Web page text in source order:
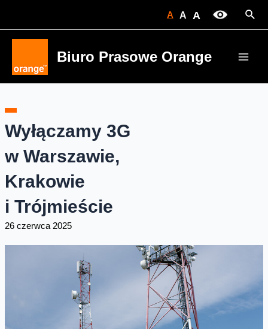
A A A
Biuro Prasowe Orange
Wyłączamy 3G
w Warszawie,
Krakowie
i Trójmieście
26 czerwca 2025